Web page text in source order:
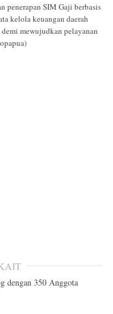
penerapan SIM Gaji berbasis
kelola keuangan daerah
mewujudkan pelayanan
dengan 350 Anggota